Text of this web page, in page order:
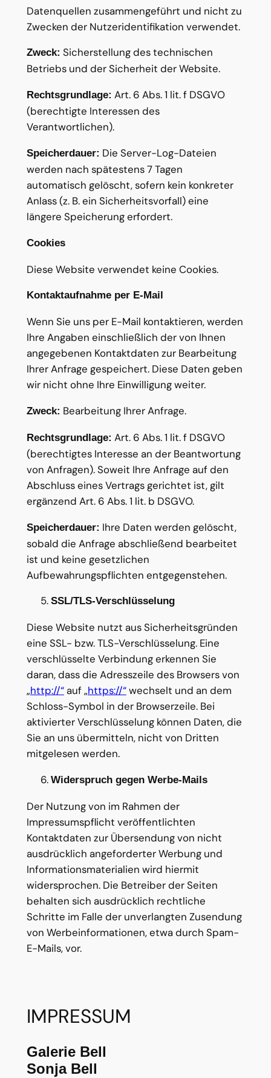
Datenquellen zusammengeführt und nicht zu
Zwecken der Nutzeridentifikation verwendet.
Zweck: Sicherstellung des technischen
Betriebs und der Sicherheit der Website.
Rechtsgrundlage: Art. 6 Abs. 1 lit. f DSGVO
(berechtigte Interessen des
Verantwortlichen).
Speicherdauer: Die Server-Log-Dateien
werden nach spätestens 7 Tagen
automatisch gelöscht, sofern kein konkreter
Anlass (z. B. ein Sicherheitsvorfall) eine
längere Speicherung erfordert.
Cookies
Diese Website verwendet keine Cookies.
Kontaktaufnahme per E-Mail
Wenn Sie uns per E-Mail kontaktieren, werden
Ihre Angaben einschließlich der von Ihnen
angegebenen Kontaktdaten zur Bearbeitung
Ihrer Anfrage gespeichert. Diese Daten geben
wir nicht ohne Ihre Einwilligung weiter.
Zweck: Bearbeitung Ihrer Anfrage.
Rechtsgrundlage: Art. 6 Abs. 1 lit. f DSGVO
(berechtigtes Interesse an der Beantwortung
von Anfragen). Soweit Ihre Anfrage auf den
Abschluss eines Vertrags gerichtet ist, gilt
ergänzend Art. 6 Abs. 1 lit. b DSGVO.
Speicherdauer: Ihre Daten werden gelöscht,
sobald die Anfrage abschließend bearbeitet
ist und keine gesetzlichen
Aufbewahrungspflichten entgegenstehen.
SSL/TLS-Verschlüsselung
Diese Website nutzt aus Sicherheitsgründen
eine SSL- bzw. TLS-Verschlüsselung. Eine
verschlüsselte Verbindung erkennen Sie
daran, dass die Adresszeile des Browsers von
„http://“auf „https://“wechselt und an dem
Schloss-Symbol in der Browserzeile. Bei
aktivierter Verschlüsselung können Daten, die
Sie an uns übermitteln, nicht von Dritten
mitgelesen werden.
Widerspruch gegen Werbe-Mails
Der Nutzung von im Rahmen der
Impressumspflicht veröffentlichten
Kontaktdaten zur Übersendung von nicht
ausdrücklich angeforderter Werbung und
Informationsmaterialien wird hiermit
widersprochen. Die Betreiber der Seiten
behalten sich ausdrücklich rechtliche
Schritte im Falle der unverlangten Zusendung
von Werbeinformationen, etwa durch Spam-
E-Mails, vor.
IMPRESSUM
Galerie Bell
Sonja Bell